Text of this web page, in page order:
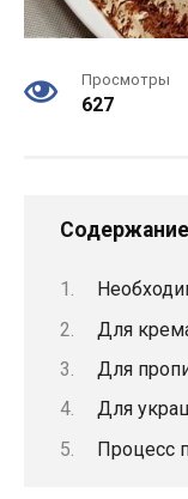
Просмотры
627
Содержание
Для
Для
Для
Процесс